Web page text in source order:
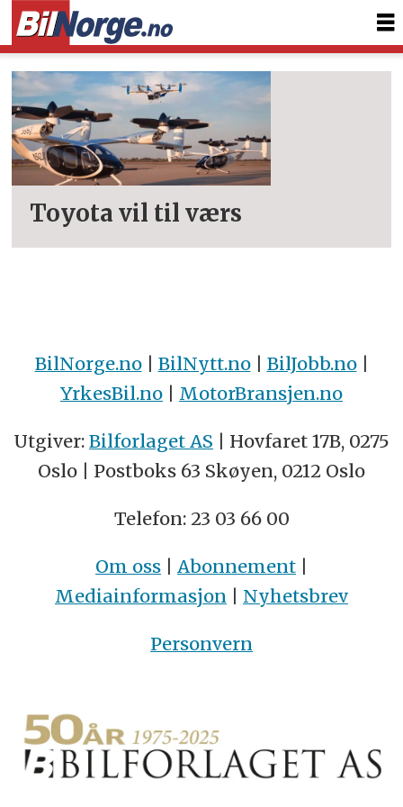
Tag:
joby
Toyota vil til værs
BilNorge.no| BilNytt.no| BilJobb.no|
YrkesBil.no | MotorBransjen.no
Utgiver: Bilforlaget AS | Hovfaret 17B, 0275
Oslo | Postboks 63 Skøyen, 0212 Oslo
Telefon: 23 03 66 00
Om oss | Abonnement |
Mediainformasjon | Nyhetsbrev
Personvern